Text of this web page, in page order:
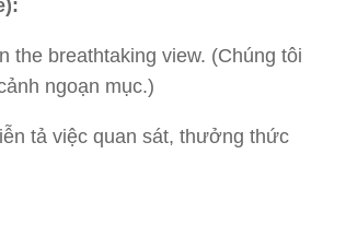
the breathtaking view. (Chúng tôi
ngoạn mục.)
tả việc quan sát, thưởng thức